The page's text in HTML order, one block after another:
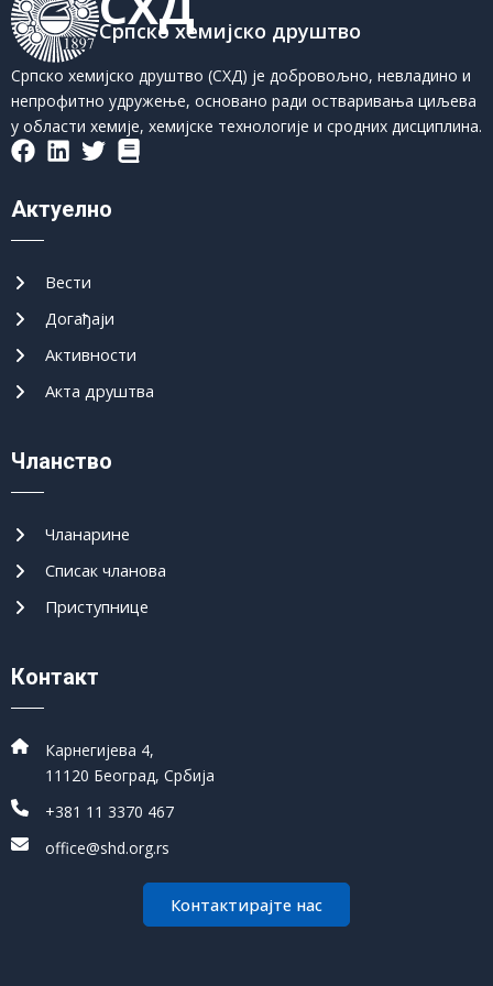
Српско хемијско друштво
Српско хемијско друштво (СХД) је добровољно, невладино и
непрофитно удружење, основано ради остваривања циљева
у области хемије, хемијске технологије и сродних дисциплина.
Актуелно
Вести
Догађаји
Активности
Акта друштва
Чланство
Чланарине
Списак чланова
Приступнице
Контакт
Карнегијева 4,
11120 Београд, Србија
+381 11 3370 467
office@shd.org.rs
Контактирајте нас